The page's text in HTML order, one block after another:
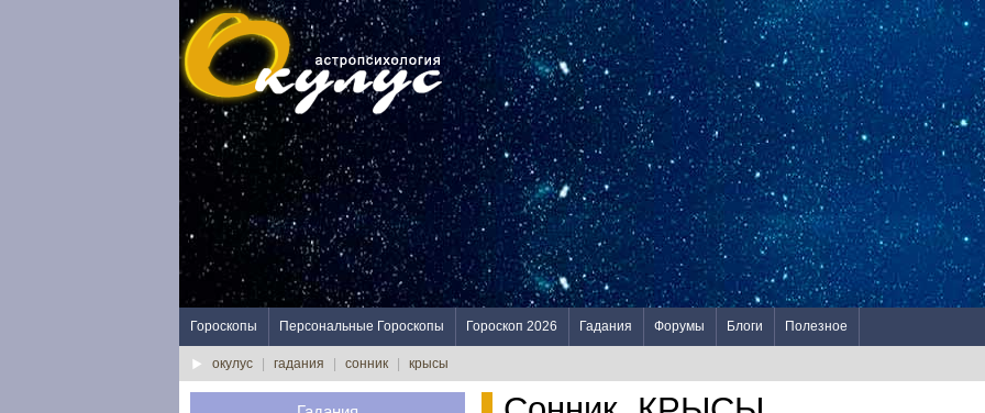
Гороскопы Персональные Гороскопы Гороскоп 2026 Гадания Форумы Блоги Полезное
окулус гадания сонник крысы